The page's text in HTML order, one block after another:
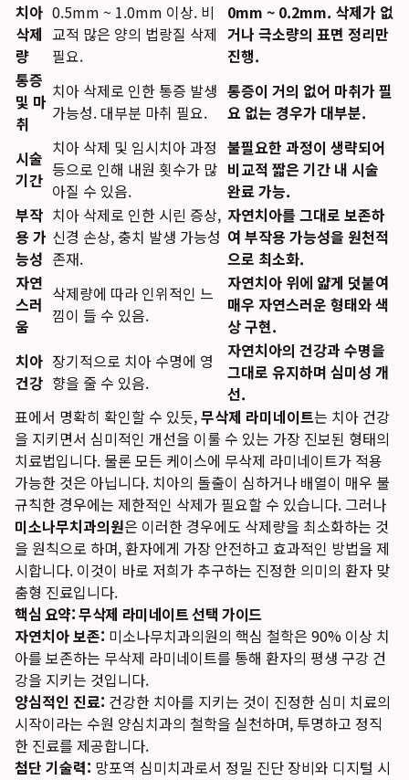
치아
삭제
량
0.5mm ~ 1.0mm 이상. 비
교적 많은 양의 법랑질 삭제
필요.
0mm ~ 0.2mm. 삭제가 없
거나 극소량의 표면 정리만
진행.
통증
및 마
취
치아 삭제로 인한 통증 발생
가능성. 대부분 마취 필요.
통증이 거의 없어 마취가 필
요 없는 경우가 대부분.
시술
기간
치아 삭제 및 임시치아 과정
등으로 인해 내원 횟수가 많
아질 수 있음.
불필요한 과정이 생략되어
비교적 짧은 기간 내 시술
완료 가능.
부작
용 가
능성
치아 삭제로 인한 시린 증상,
신경 손상, 충치 발생 가능성
존재.
자연치아를 그대로 보존하
여 부작용 가능성을 원천적
으로 최소화.
자연
스러
움
삭제량에 따라 인위적인 느
낌이 들 수 있음.
자연치아 위에 얇게 덧붙여
매우 자연스러운 형태와 색
상 구현.
치아
건강
장기적으로 치아 수명에 영
향을 줄 수 있음.
자연치아의 건강과 수명을
그대로 유지하며 심미성 개
선.
표에서 명확히 확인할 수 있듯,무삭제 라미네이트는 치아 건강
을 지키면서 심미적인 개선을 이룰 수 있는 가장 진보된 형태의
치료법입니다. 물론 모든 케이스에 무삭제 라미네이트가 적용
가능한 것은 아닙니다. 치아의 돌출이 심하거나 배열이 매우 불
규칙한 경우에는 제한적인 삭제가 필요할 수 있습니다. 그러나
미소나무치과의원은 이러한 경우에도 삭제량을 최소화하는 것
을 원칙으로 하며, 환자에게 가장 안전하고 효과적인 방법을 제
시합니다. 이것이 바로 저희가 추구하는 진정한 의미의 환자 맞
춤형 진료입니다.
핵심 요약: 무삭제 라미네이트 선택 가이드
자연치아 보존: 미소나무치과의원의 핵심 철학은 90% 이상 치
아를 보존하는 무삭제 라미네이트를 통해 환자의 평생 구강 건
강을 지키는 것입니다.
양심적인 진료: 건강한 치아를 지키는 것이 진정한 심미 치료의
시작이라는 수원 양심치과의 철학을 실천하며, 투명하고 정직
한 진료를 제공합니다.
첨단 기술력: 망포역 심미치과로서 정밀 진단 장비와 디지털 시